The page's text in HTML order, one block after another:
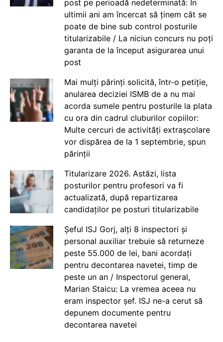
post pe perioadă nedeterminată: În
ultimii ani am încercat să ținem cât se
poate de bine sub control posturile
titularizabile / La niciun concurs nu poți
garanta de la început asigurarea unui
post
Mai mulți părinți solicită, într-o petiție,
anularea deciziei ISMB de a nu mai
acorda sumele pentru posturile la plata
cu ora din cadrul cluburilor copiilor:
Multe cercuri de activități extrașcolare
vor dispărea de la 1 septembrie, spun
părinții
Titularizare 2026. Astăzi, lista
posturilor pentru profesori va fi
actualizată, după repartizarea
candidaților pe posturi titularizabile
Șeful ISJ Gorj, alți 8 inspectori și
personal auxiliar trebuie să returneze
peste 55.000 de lei, bani acordați
pentru decontarea navetei, timp de
peste un an / Inspectorul general,
Marian Staicu: La vremea aceea nu
eram inspector șef. ISJ ne-a cerut să
depunem documente pentru
decontarea navetei